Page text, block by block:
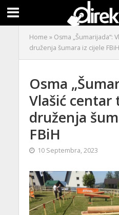
Home » Osma „Šumarijada“:
druženja šumara iz cijele FBiH
Osma
Vlašić centar
druženja
FBiH
10 Septembra, 2023